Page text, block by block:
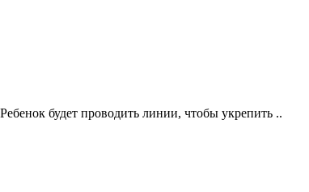
будет проводить линии, чтобы укрепить ..